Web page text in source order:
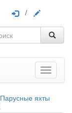
/
Меню
Парусные яхты